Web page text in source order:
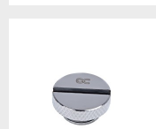
Coudé 90°
Droit
Raccord en Y